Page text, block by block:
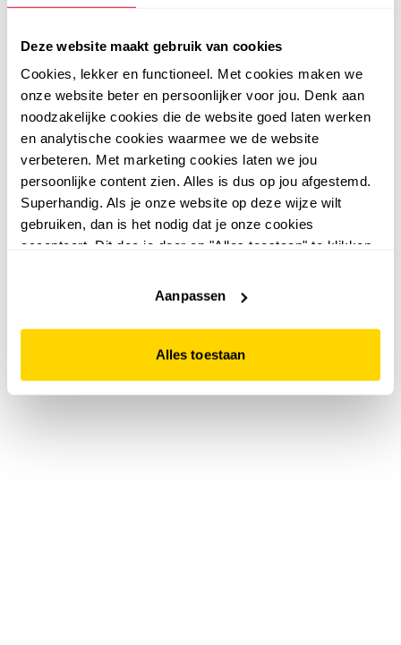
Deze website maakt gebruik van cookies
Cookies, lekker en functioneel. Met cookies maken we
onze website beter en persoonlijker voor jou. Denk aan
noodzakelijke cookies die de website goed laten werken
en analytische cookies waarmee we de website
verbeteren. Met marketing cookies laten we jou
persoonlijke content zien. Alles is dus op jou afgestemd.
Superhandig. Als je onze website op deze wijze wilt
gebruiken, dan is het nodig dat je onze cookies
accepteert. Dit doe je door op "Alles toestaan" te klikken.
website niet optimaal functioneert.
Aanpassen
Alles toestaan